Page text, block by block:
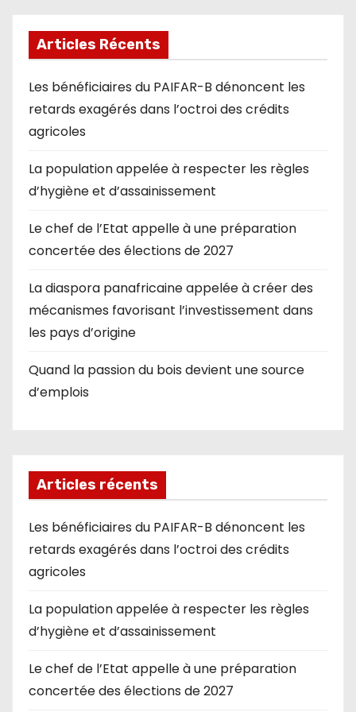
Articles Récents
Les bénéficiaires du PAIFAR-B dénoncent les
retards exagérés dans l’octroi des crédits
agricoles
La population appelée à respecter les règles
d’hygiène et d’assainissement
Le chef de l’Etat appelle à une préparation
concertée des élections de 2027
La diaspora panafricaine appelée à créer des
mécanismes favorisant l’investissement dans
les pays d’origine
Quand la passion du bois devient une source
d’emplois
Articles récents
Les bénéficiaires du PAIFAR-B dénoncent les
retards exagérés dans l’octroi des crédits
agricoles
La population appelée à respecter les règles
d’hygiène et d’assainissement
Le chef de l’Etat appelle à une préparation
concertée des élections de 2027